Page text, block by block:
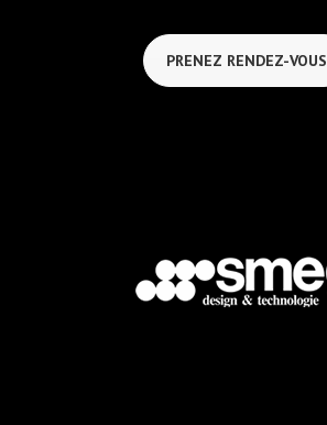
PRENEZ RENDEZ-VOUS